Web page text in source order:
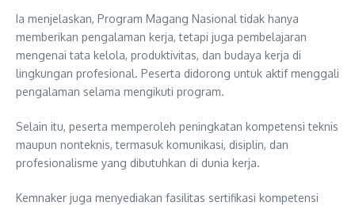
Ia menjelaskan, Program Magang Nasional tidak hanya
memberikan pengalaman kerja, tetapi juga pembelajaran
mengenai tata kelola, produktivitas, dan budaya kerja di
lingkungan profesional. Peserta didorong untuk aktif menggali
pengalaman selama mengikuti program.
Selain itu, peserta memperoleh peningkatan kompetensi teknis
maupun nonteknis, termasuk komunikasi, disiplin, dan
profesionalisme yang dibutuhkan di dunia kerja.
Kemnaker juga menyediakan fasilitas sertifikasi kompetensi